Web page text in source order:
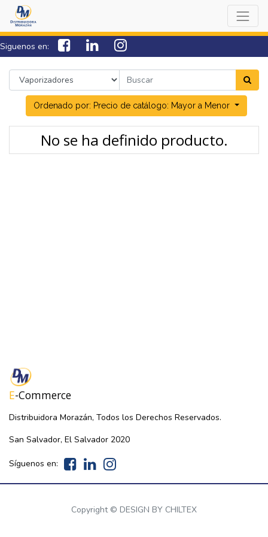
Siguenos en:
7538-0000 sac@lamorazan.com
Ordenado por: Precio de catálogo: Mayor a Menor
No se ha definido producto.
E-Commerce
Distribuidora Morazán, Todos los Derechos Reservados.
San Salvador, El Salvador 2020
Síguenos en:
Copyright © DESIGN BY CHILTEX